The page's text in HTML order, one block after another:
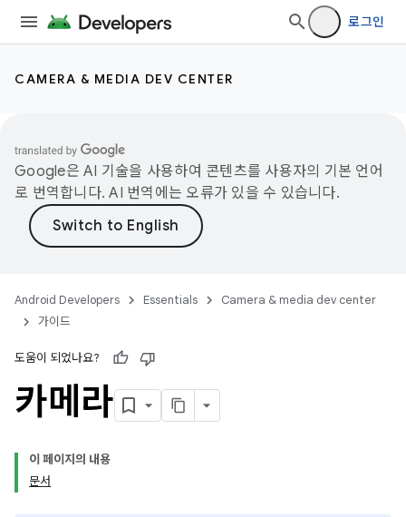
로그인
CAMERA & MEDIA DEV CENTER
Google은 AI 기술을 사용하여 콘텐츠를 사용자의 기본 언어
로 번역합니다. AI 번역에는 오류가 있을 수 있습니다.
Android Developers Essentials
Camera & media dev center
가이드
도움이 되었나요?
카메라
이 페이지의 내용
문서